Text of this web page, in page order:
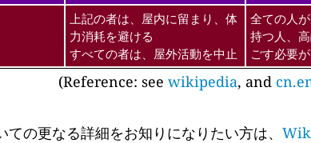
上記の者は、屋内に留まり、体
力消耗を避ける
すべての者は、屋外活動を中止
全ての人
持つ人、
ごす必要が
(Reference: see wikipedia, and
ての更なる詳細をお知りになりたい方は、